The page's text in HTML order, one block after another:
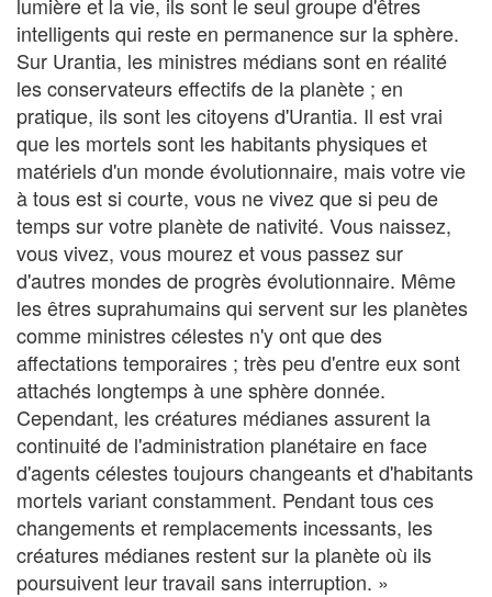
intelligents qui reste en permanence sur la sphère.
Sur Urantia, les ministres médians sont en réalité
les conservateurs effectifs de la planète ; en
pratique, ils sont les citoyens d'Urantia. Il est vrai
que les mortels sont les habitants physiques et
matériels d'un monde évolutionnaire, mais votre vie
à tous est si courte, vous ne vivez que si peu de
temps sur votre planète de nativité. Vous naissez,
vous vivez, vous mourez et vous passez sur
d'autres mondes de progrès évolutionnaire. Même
les êtres suprahumains qui servent sur les planètes
comme ministres célestes n'y ont que des
affectations temporaires ; très peu d'entre eux sont
attachés longtemps à une sphère donnée.
Cependant, les créatures médianes assurent la
continuité de l'administration planétaire en face
d'agents célestes toujours changeants et d'habitants
mortels variant constamment. Pendant tous ces
changements et remplacements incessants, les
créatures médianes restent sur la planète où ils
poursuivent leur travail sans interruption. »